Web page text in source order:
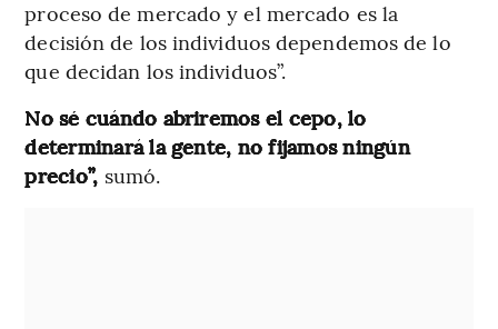
proceso de mercado y el mercado es la
decisión de los individuos dependemos de lo
que decidan los individuos”.
No sé cuándo abriremos el cepo, lo
determinará la gente, no fijamos ningún
precio”, sumó.